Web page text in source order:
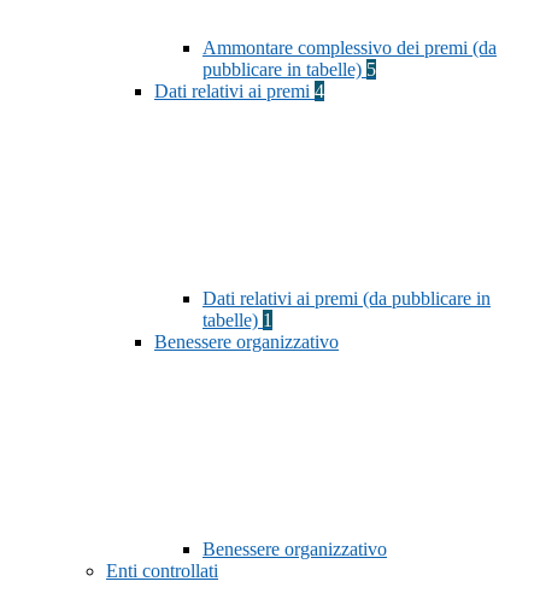
Ammontare complessivo dei premi (da
pubblicare in tabelle) 5
Dati relativi ai premi 4
Dati relativi ai premi (da pubblicare in
tabelle) 1
Benessere organizzativo
Benessere organizzativo
Enti controllati